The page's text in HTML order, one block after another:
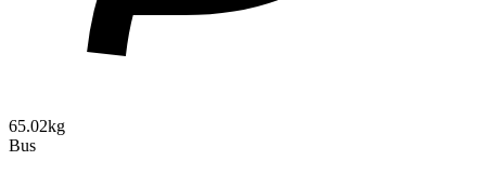
65.02kg
Bus